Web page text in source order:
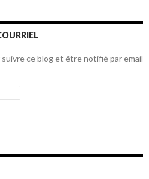
ce blog et être notifié par email